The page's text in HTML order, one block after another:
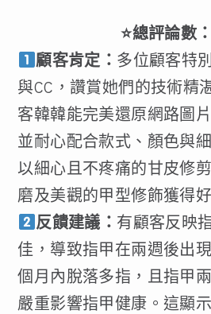
⭐總評論數
顧客肯定： 多位顧客特
與CC，讚賞她們的技術精
客韓韓能完美還原網路圖
並耐心配合款式、顏色與
以細心且不疼痛的甘皮修
磨及美觀的甲型修飾獲得
反饋建議： 有顧客反映
佳，導致指甲在兩週後出
個月內脫落多指，且指甲
嚴重影響指甲健康。這顯